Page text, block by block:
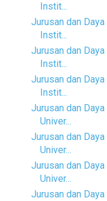
Instit...
Jurusan dan
Instit...
Jurusan dan
Instit...
Jurusan dan
Instit...
Jurusan dan
Univer...
Jurusan dan
Univer...
Jurusan dan
Univer...
Jurusan dan